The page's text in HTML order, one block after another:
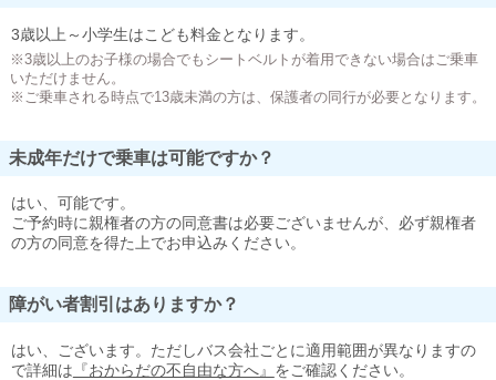
3歳以上～小学生はこども料金となります。
※3歳以上のお子様の場合でもシートベルトが着用できない場合はご乗車
いただけません。
※ご乗車される時点で13歳未満の方は、保護者の同行が必要となります。
未成年だけで乗車は可能ですか？
はい、可能です。
ご予約時に親権者の方の同意書は必要ございませんが、必ず親権者
の方の同意を得た上でお申込みください。
障がい者割引はありますか？
はい、ございます。ただしバス会社ごとに適用範囲が異なりますの
で詳細は 『おからだの不自由な方へ』 をご確認ください。